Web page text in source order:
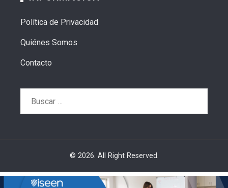
Política de Privacidad
Quiénes Somos
Contacto
© 2026. All Right Reserved.